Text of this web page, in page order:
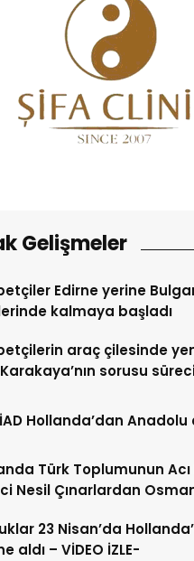
Gelişmeler
Edirne yerine
kalmaya başladı
araç çilesinde
sorusu
Hollanda’dan Anadolu
Türk Toplumunun Acı
Nesil Çınarlardan
23 Nisan’da
aldı – VİDEO İZLE-